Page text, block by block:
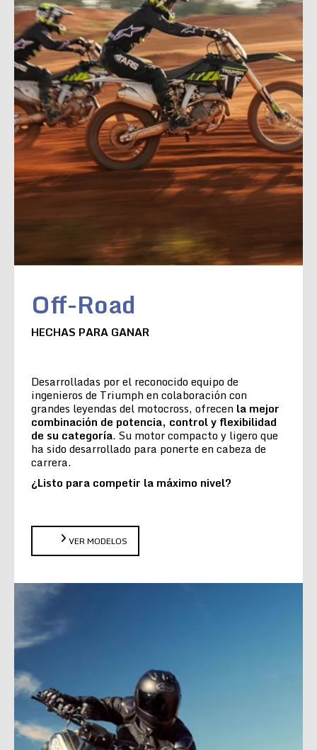
Off-Road
HECHAS PARA GANAR
Desarrolladas por el reconocido equipo de
ingenieros de Triumph en colaboración con
grandes leyendas del motocross, ofrecen la mejor
combinación de potencia, control y flexibilidad
de su categoría. Su motor compacto y ligero que
ha sido desarrollado para ponerte en cabeza de
carrera.
¿Listo para competir la máximo nivel?
VER MODELOS